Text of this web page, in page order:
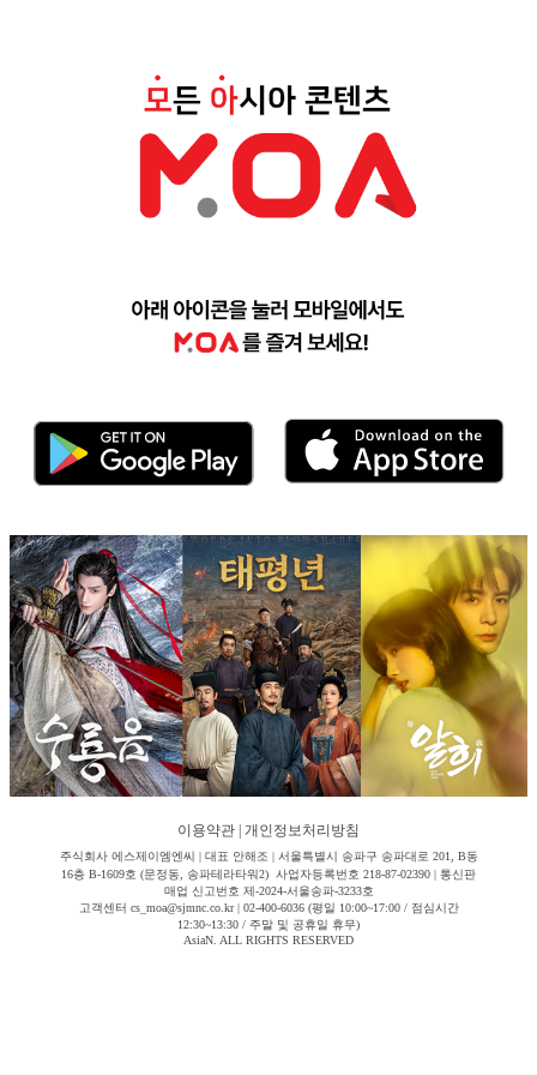
이용약관 개인정보처리방침
주식회사 에스제이엠엔씨 | 대표 안해조 | 서울특별시 송파구 송파대로 201, B동
16층 B-1609호 (문정동, 송파테라타워2) 사업자등록번호 218-87-02390 | 통신판
매업 신고번호 제-2024-서울송파-3233호
고객센터 cs_moa@sjmnc.co.kr | 02-400-6036 (평일 10:00~17:00 / 점심시간
12:30~13:30 / 주말 및 공휴일 휴무)
AsiaN. ALL RIGHTS RESERVED